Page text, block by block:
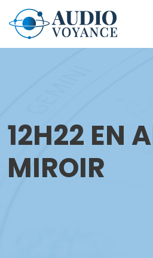
12H22 EN
MIROIR